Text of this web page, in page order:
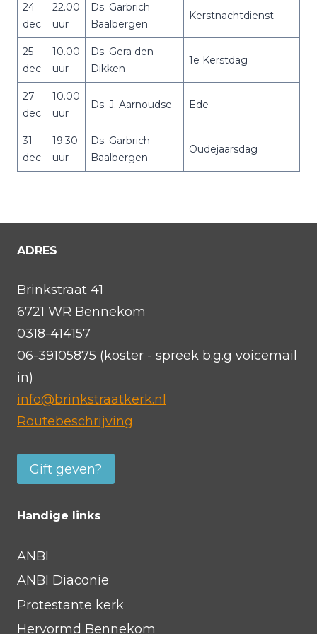
24
dec
22.00
uur
Ds. Garbrich
Baalbergen
Kerstnachtdienst
25
dec
10.00
uur
Ds. Gera den
Dikken
1e Kerstdag
27
dec
10.00
uur
Ds. J. Aarnoudse Ede
31
dec
19.30
uur
Ds. Garbrich
Baalbergen
Oudejaarsdag
ADRES
Brinkstraat 41
6721 WR Bennekom
0318-414157
06-39105875 (koster - spreek b.g.g voicemail
in)
info@brinkstraatkerk.nl
Routebeschrijving
Gift geven?
Handige links
ANBI
ANBI Diaconie
Protestante kerk
Hervormd Bennekom